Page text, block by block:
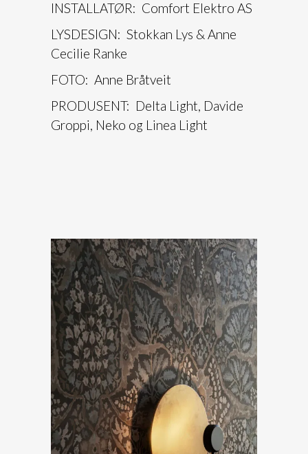
INSTALLATØR: Comfort Elektro AS
LYSDESIGN: Stokkan Lys & Anne
Cecilie Ranke
FOTO: Anne Bråtveit
PRODUSENT: Delta Light, Davide
Groppi, Neko og Linea Light